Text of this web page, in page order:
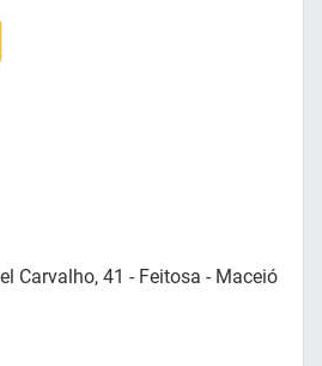
Carvalho, 41 - Feitosa - Maceió